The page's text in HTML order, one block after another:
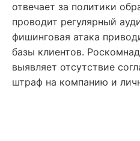
отвечает за политики
проводит регулярный
фишинговая атака
базы клиентов.
выявляет отсутствие
штраф на компанию и